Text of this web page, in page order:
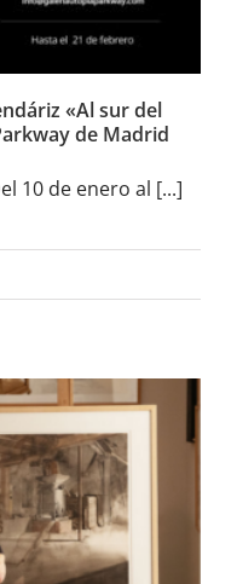
«Al sur del
de Madrid
10 de enero al [...]
«José
Entre el